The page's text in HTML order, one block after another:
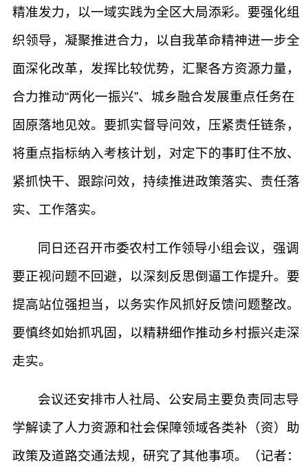
精准发力，以一域实践为全区大局添彩。要强化组
织领导，凝聚推进合力，以自我革命精神进一步全
面深化改革，发挥比较优势，汇聚各方资源力量，
合力推动“两化一振兴”、城乡融合发展重点任务在
固原落地见效。要抓实督导问效，压紧责任链条，
将重点指标纳入考核计划，对定下的事盯住不放、
紧抓快干、跟踪问效，持续推进政策落实、责任落
实、工作落实。
同日还召开市委农村工作领导小组会议，强调
要正视问题不回避，以深刻反思倒逼工作提升。要
提高站位强担当，以务实作风抓好反馈问题整改。
要慎终如始抓巩固，以精耕细作推动乡村振兴走深
走实。
会议还安排市人社局、公安局主要负责同志导
学解读了人力资源和社会保障领域各类补（资）助
政策及道路交通法规，研究了其他事项。（记者：